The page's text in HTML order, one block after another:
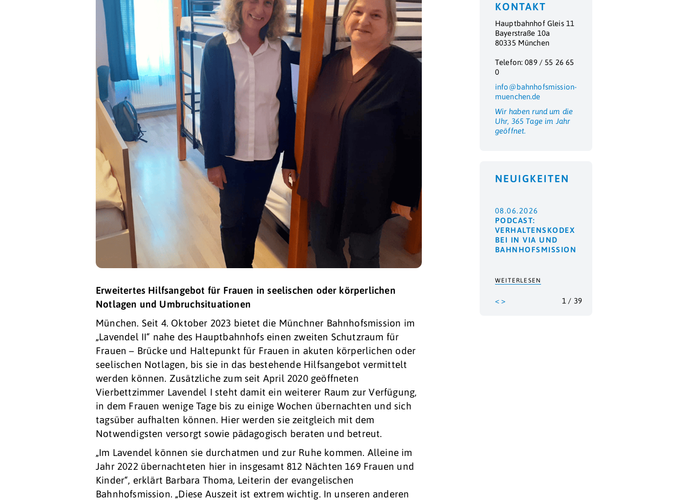
Erweitertes Hilfsangebot für Frauen in seelischen oder körperlichen
Notlagen und Umbruchsituationen
München. Seit 4. Oktober 2023 bietet die Münchner Bahnhofsmission im
„Lavendel II“ nahe des Hauptbahnhofs einen zweiten Schutzraum für
Frauen – Brücke und Haltepunkt für Frauen in akuten körperlichen oder
seelischen Notlagen, bis sie in das bestehende Hilfsangebot vermittelt
werden können. Zusätzliche zum seit April 2020 geöffneten
Vierbettzimmer Lavendel I steht damit ein weiterer Raum zur Verfügung,
in dem Frauen wenige Tage bis zu einige Wochen übernachten und sich
tagsüber aufhalten können. Hier werden sie zeitgleich mit dem
Notwendigsten versorgt sowie pädagogisch beraten und betreut.
„Im Lavendel können sie durchatmen und zur Ruhe kommen. Alleine im
Jahr 2022 übernachteten hier in insgesamt 812 Nächten 169 Frauen und
Kinder“, erklärt Barbara Thoma, Leiterin der evangelischen
Bahnhofsmission. „Diese Auszeit ist extrem wichtig. In unseren anderen
KONTAKT
Hauptbahnhof Gleis 11
Bayerstraße 10a
80335 München
Telefon: 089 / 55 26 65
0
info@bahnhofsmission-
muenchen.de
Wir haben rund um die
Uhr, 365 Tage im Jahr
geöffnet.
NEUIGKEITEN
08.06.2026
PODCAST:
VERHALTENSKODEX
BEI IN VIA UND
BAHNHOFSMISSION
WEITERLESEN
<> 1 / 39